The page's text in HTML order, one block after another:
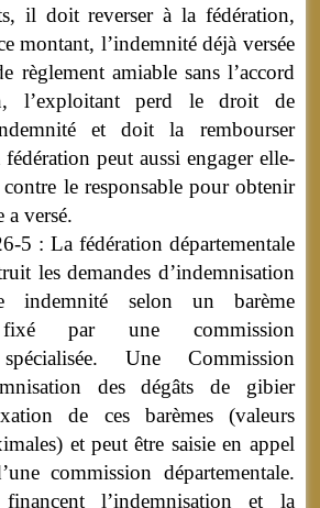
il doit reverser à la fédération,
montant, l’indemnité déjà versée
règlement amiable sans l’accord
l’exploitant perd le droit de
et doit la rembourser
peut aussi engager elle-
le responsable pour obtenir
a versé.
La fédération départementale
les demandes d’indemnisation
indemnité selon un barème
fixé par une commission
spécialisée. Une Commission
des dégâts de gibier
de ces barèmes (valeurs
et peut être saisie en appel
commission départementale.
l’indemnisation et la